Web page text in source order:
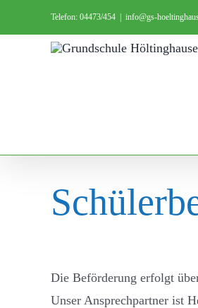
Inhalt
Telefon: 04473/454 info@gs-
Die Beförderung erfolgt
Unser Ansprechpartner ist